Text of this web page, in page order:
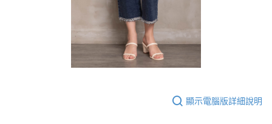
顯示電腦版詳細說明